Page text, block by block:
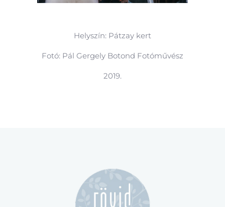
Helyszín: Pátzay kert
Fotó: Pál Gergely Botond Fotóművész
2019.